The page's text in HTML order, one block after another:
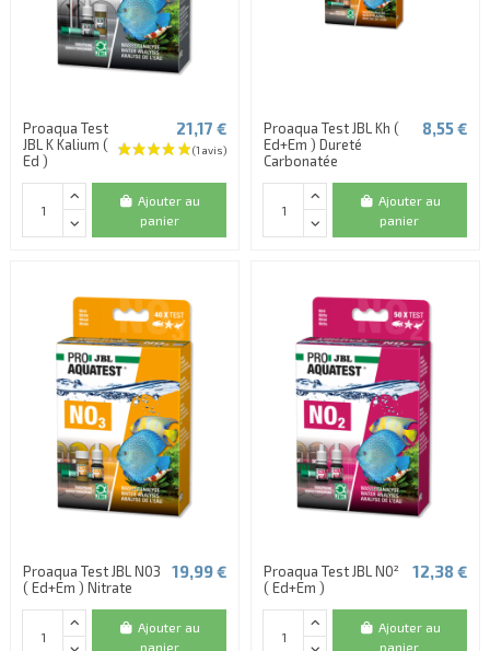
Proaqua Test
JBL K Kalium (
Ed )
21,17 €
Ajouter au
panier
Proaqua Test JBL Kh (
Ed+Em ) Dureté
Carbonatée
8,55 €
Ajouter au
panier
Proaqua Test JBL N03
( Ed+Em ) Nitrate
19,99 €
Ajouter au
panier
Proaqua Test JBL N0²
( Ed+Em )
12,38 €
Ajouter au
panier